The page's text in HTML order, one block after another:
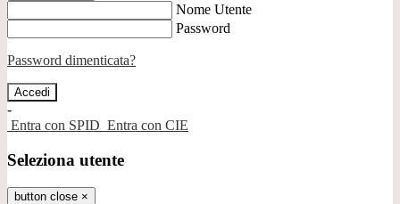
Nome Utente
Password
Password dimenticata?
-
Entra con SPID Entra con CIE
Seleziona utente
button close ×